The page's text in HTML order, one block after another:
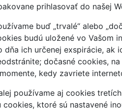
prihlasovať do našej
buď „trvalé“ alebo
budú uložené vo Vašom
dňa ich určenej exspirácie, ak
dočasné cookies,
kedy zavriete
používame aj cookies
cookies, ktoré sú nastavené